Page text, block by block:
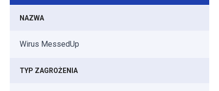
NAZWA
Wirus MessedUp
TYP ZAGROŻENIA